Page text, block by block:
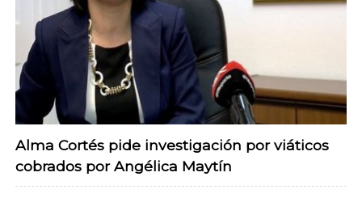
Alma Cortés pide investigación por viáticos
cobrados por Angélica Maytín